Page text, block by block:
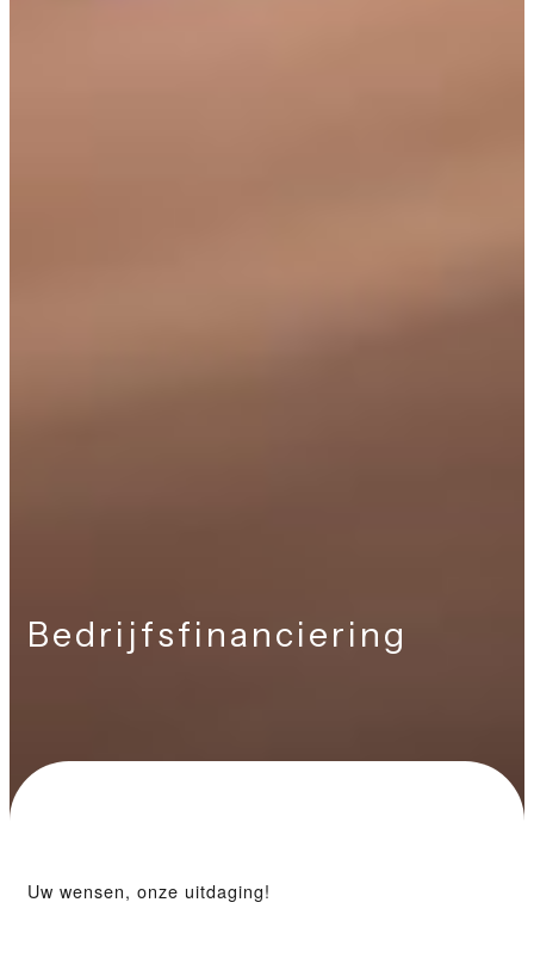
Bedrijfsfinanciering
Uw wensen, onze uitdaging!